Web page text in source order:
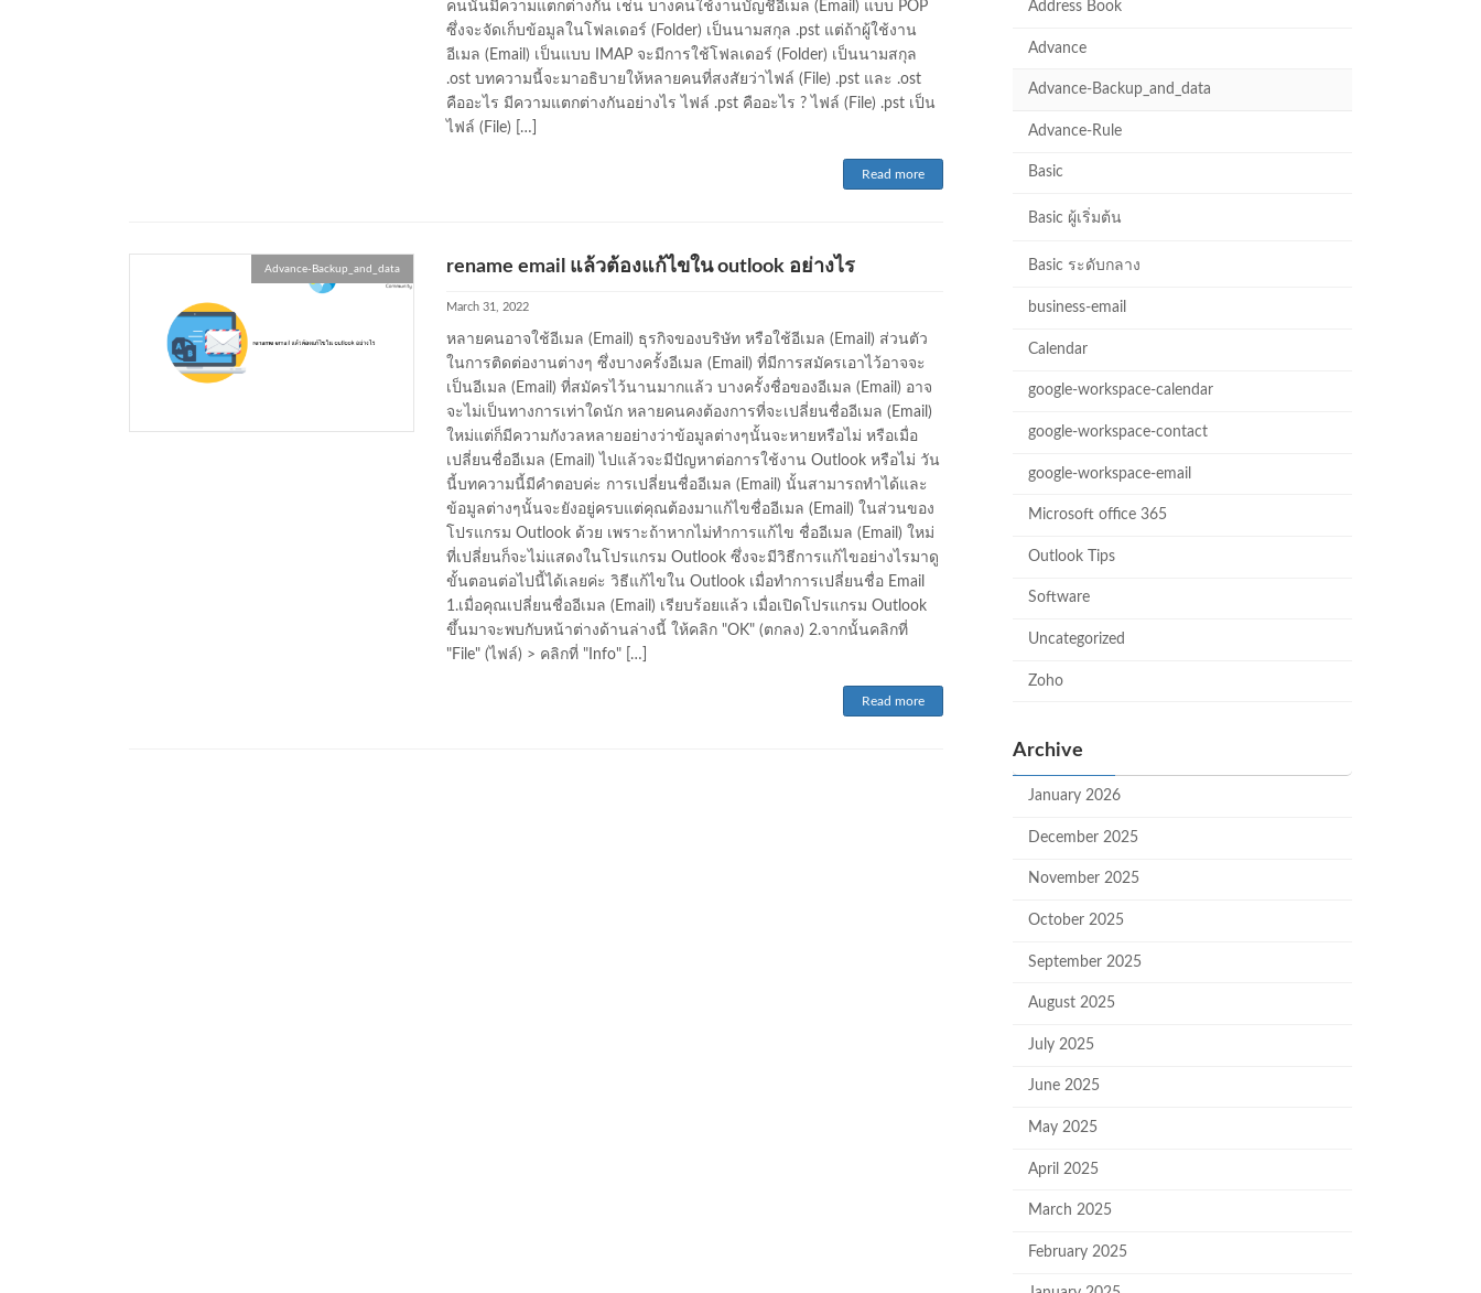
คนนั้นมีความแตกต่างกัน เช่น บางคนใช้งานบัญชีอีเมล (Email) แบบ POP
ซึ่งจะจัดเก็บข้อมูลในโฟลเดอร์ (Folder) เป็นนามสกุล .pst แต่ถ้าผู้ใช้งาน
อีเมล (Email) เป็นแบบ IMAP จะมีการใช้โฟลเดอร์ (Folder) เป็นนามสกุล
.ost บทความนี้จะมาอธิบายให้หลายคนที่สงสัยว่าไฟล์ (File) .pst และ .ost
คืออะไร มีความแตกต่างกันอย่างไร ไฟล์ .pst คืออะไร ? ไฟล์ (File) .pst เป็น
ไฟล์ (File) […]
Read more
Advance-Backup_and_data rename email แล้วต้องแก้ไขใน outlook อย่างไร
March 31, 2022
หลายคนอาจใช้อีเมล (Email) ธุรกิจของบริษัท หรือใช้อีเมล (Email) ส่วนตัว
ในการติดต่องานต่างๆ ซึ่งบางครั้งอีเมล (Email) ที่มีการสมัครเอาไว้อาจจะ
เป็นอีเมล (Email) ที่สมัครไว้นานมากแล้ว บางครั้งชื่อของอีเมล (Email) อาจ
จะไม่เป็นทางการเท่าใดนัก หลายคนคงต้องการที่จะเปลี่ยนชื่ออีเมล (Email)
ใหม่แต่ก็มีความกังวลหลายอย่างว่าข้อมูลต่างๆนั้นจะหายหรือไม่ หรือเมื่อ
เปลี่ยนชื่ออีเมล (Email) ไปแล้วจะมีปัญหาต่อการใช้งาน Outlook หรือไม่ วัน
นี้บทความนี้มีคำตอบค่ะ การเปลี่ยนชื่ออีเมล (Email) นั้นสามารถทำได้และ
ข้อมูลต่างๆนั้นจะยังอยู่ครบแต่คุณต้องมาแก้ไขชื่ออีเมล (Email) ในส่วนของ
โปรแกรม Outlook ด้วย เพราะถ้าหากไม่ทำการแก้ไข ชื่ออีเมล (Email) ใหม่
ที่เปลี่ยนก็จะไม่แสดงในโปรแกรม Outlook ซึ่งจะมีวิธีการแก้ไขอย่างไรมาดู
ขั้นตอนต่อไปนี้ได้เลยค่ะ วิธีแก้ไขใน Outlook เมื่อทำการเปลี่ยนชื่อ Email
1.เมื่อคุณเปลี่ยนชื่ออีเมล (Email) เรียบร้อยแล้ว เมื่อเปิดโปรแกรม Outlook
ขึ้นมาจะพบกับหน้าต่างด้านล่างนี้ ให้คลิก "OK" (ตกลง) 2.จากนั้นคลิกที่
"File" (ไฟล์) > คลิกที่ "Info" […]
Read more
Address Book
Advance
Advance-Backup_and_data
Advance-Rule
Basic
Basic ผู้เริ่มต้น
Basic ระดับกลาง
business-email
Calendar
google-workspace-calendar
google-workspace-contact
google-workspace-email
Microsoft office 365
Outlook Tips
Software
Uncategorized
Zoho
Archive
January 2026
December 2025
November 2025
October 2025
September 2025
August 2025
July 2025
June 2025
May 2025
April 2025
March 2025
February 2025